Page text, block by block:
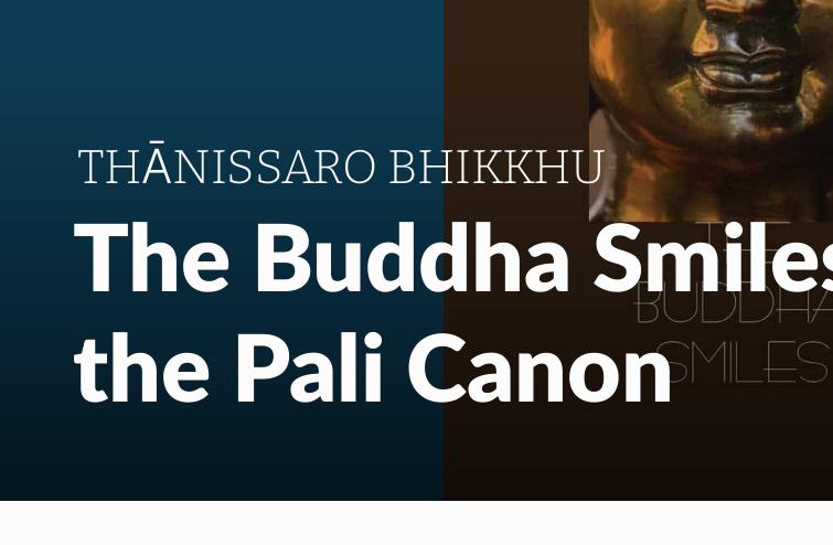
Theravada
Gratis
EN NL
THĀNISSARO BHIKKHU
The Buddha
the Pali Canon